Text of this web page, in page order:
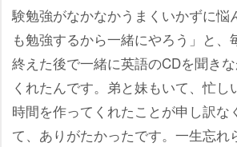
験勉強がなかなかうまくいかずに悩
も勉強するから一緒にやろう」と、
終えた後で一緒に英語のCDを聞き
くれたんです。弟と妹もいて、忙し
時間を作ってくれたことが申し訳な
て、ありがたかったです。一生忘れ